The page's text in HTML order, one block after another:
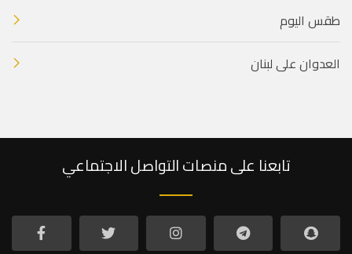
طقس اليوم
العدوان على لبنان
تابعنا على منصات التواصل الاجتماعي